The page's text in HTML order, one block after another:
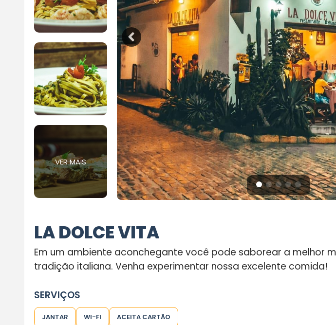
VER MAIS
LA DOLCE VITA
Em um ambiente aconchegante você pode saborear a melhor
tradição italiana. Venha experimentar nossa excelente comida!
SERVIÇOS
JANTAR WI-FI ACEITA CARTÃO